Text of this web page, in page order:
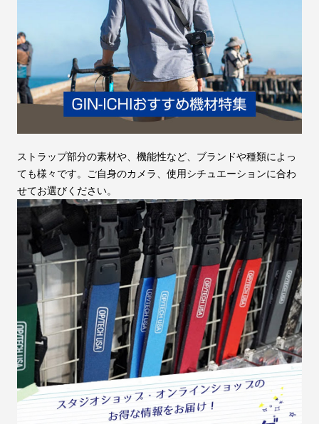
ストラップ部分の素材や、機能性など、ブランドや種類によっ
ても様々です。ご自身のカメラ、使用シチュエーションに合わ
せてお選びください。